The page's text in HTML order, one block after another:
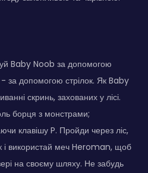
Baby Noob за допомогою
за допомогою стрілок. Як Baby
скринь, захованих у лісі.
борця з монстрами;
клавішу P. Пройди через ліс,
і використай меч Heroman, щоб
на своєму шляху. Не забудь